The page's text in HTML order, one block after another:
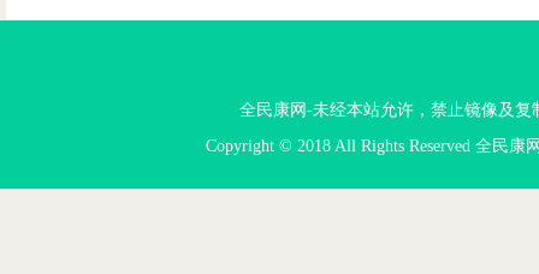
全民康网-未经本站允许，禁止镜像及复
Copyright © 2018 All Rights Reserved 全民康